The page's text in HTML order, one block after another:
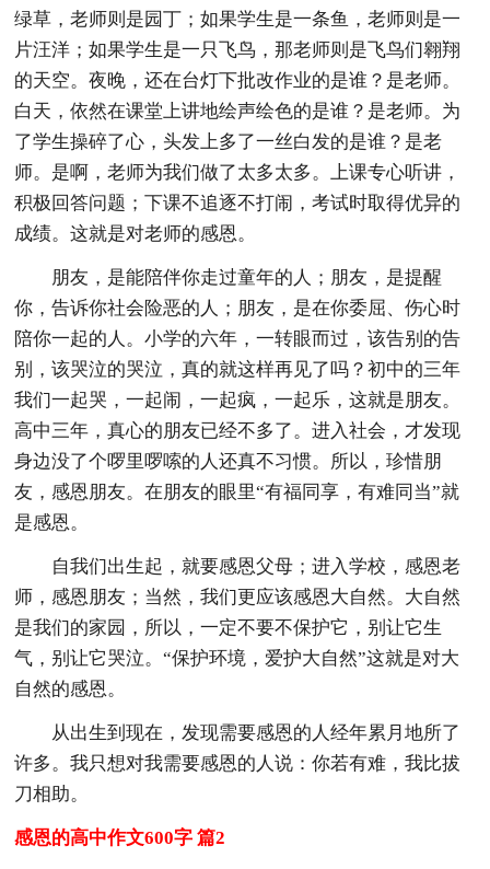
绿草，老师则是园丁；如果学生是一条鱼，老师则是一
片汪洋；如果学生是一只飞鸟，那老师则是飞鸟们翱翔
的天空。夜晚，还在台灯下批改作业的是谁？是老师。
白天，依然在课堂上讲地绘声绘色的是谁？是老师。为
了学生操碎了心，头发上多了一丝白发的是谁？是老
师。是啊，老师为我们做了太多太多。上课专心听讲，
积极回答问题；下课不追逐不打闹，考试时取得优异的
成绩。这就是对老师的感恩。
朋友，是能陪伴你走过童年的人；朋友，是提醒
你，告诉你社会险恶的人；朋友，是在你委屈、伤心时
陪你一起的人。小学的六年，一转眼而过，该告别的告
别，该哭泣的哭泣，真的就这样再见了吗？初中的三年
我们一起哭，一起闹，一起疯，一起乐，这就是朋友。
高中三年，真心的朋友已经不多了。进入社会，才发现
身边没了个啰里啰嗦的人还真不习惯。所以，珍惜朋
友，感恩朋友。在朋友的眼里“有福同享，有难同当”就
是感恩。
自我们出生起，就要感恩父母；进入学校，感恩老
师，感恩朋友；当然，我们更应该感恩大自然。大自然
是我们的家园，所以，一定不要不保护它，别让它生
气，别让它哭泣。“保护环境，爱护大自然”这就是对大
自然的感恩。
从出生到现在，发现需要感恩的人经年累月地所了
许多。我只想对我需要感恩的人说：你若有难，我比拔
刀相助。
感恩的高中作文600字 篇2